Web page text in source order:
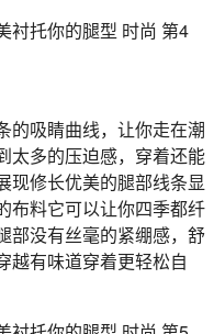
的吸睛曲线，让你走在潮
太多的压迫感，穿着还能
现修长优美的腿部线条显
布料它可以让你四季都纤
部没有丝毫的紧绷感，舒
越有味道穿着更轻松自